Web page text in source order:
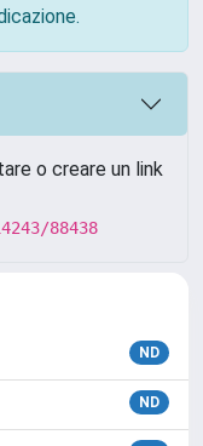
o creare un link
88438
ND
ND